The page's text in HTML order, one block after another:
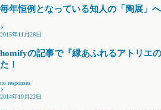
毎年恒例となっている知人の「陶展」
2015年11月26日
homifyの記事で『緑あふれるアトリエ
た！
no responses
2014年10月22日